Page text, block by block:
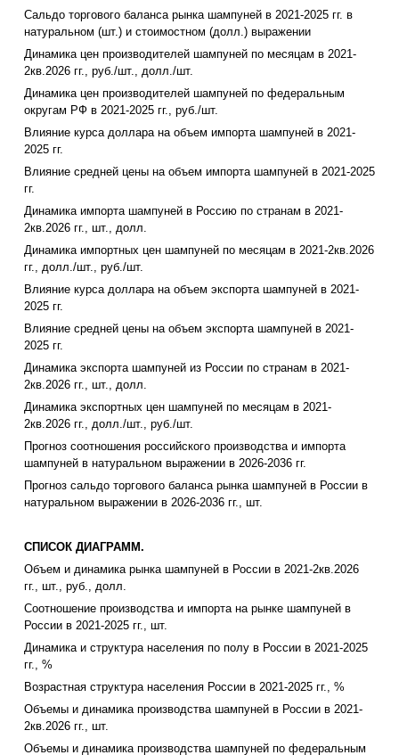
Сальдо торгового баланса рынка шампуней в 2021-2025 гг. в
натуральном (шт.) и стоимостном (долл.) выражении
Динамика цен производителей шампуней по месяцам в 2021-
2кв.2026 гг., руб./шт., долл./шт.
Динамика цен производителей шампуней по федеральным
округам РФ в 2021-2025 гг., руб./шт.
Влияние курса доллара на объем импорта шампуней в 2021-
2025 гг.
Влияние средней цены на объем импорта шампуней в 2021-2025
гг.
Динамика импорта шампуней в Россию по странам в 2021-
2кв.2026 гг., шт., долл.
Динамика импортных цен шампуней по месяцам в 2021-2кв.2026
гг., долл./шт., руб./шт.
Влияние курса доллара на объем экспорта шампуней в 2021-
2025 гг.
Влияние средней цены на объем экспорта шампуней в 2021-
2025 гг.
Динамика экспорта шампуней из России по странам в 2021-
2кв.2026 гг., шт., долл.
Динамика экспортных цен шампуней по месяцам в 2021-
2кв.2026 гг., долл./шт., руб./шт.
Прогноз соотношения российского производства и импорта
шампуней в натуральном выражении в 2026-2036 гг.
Прогноз сальдо торгового баланса рынка шампуней в России в
натуральном выражении в 2026-2036 гг., шт.
СПИСОК ДИАГРАММ.
Объем и динамика рынка шампуней в России в 2021-2кв.2026
гг., шт., руб., долл.
Соотношение производства и импорта на рынке шампуней в
России в 2021-2025 гг., шт.
Динамика и структура населения по полу в России в 2021-2025
гг., %
Возрастная структура населения России в 2021-2025 гг., %
Объемы и динамика производства шампуней в России в 2021-
2кв.2026 гг., шт.
Объемы и динамика производства шампуней по федеральным